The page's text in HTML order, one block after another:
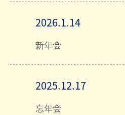
2026.1.14
新年会
2025.12.17
忘年会